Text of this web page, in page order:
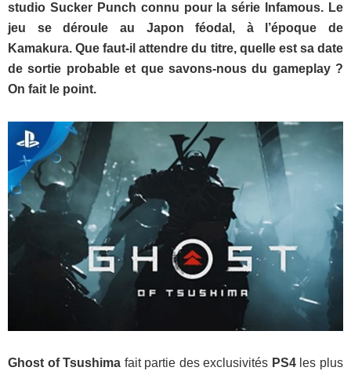
studio Sucker Punch connu pour la série Infamous. Le
jeu se déroule au Japon féodal, à l’époque de
Kamakura. Que faut-il attendre du titre, quelle est sa date
de sortie probable et que savons-nous du gameplay ?
On fait le point.
Ghost of Tsushima fait partie des exclusivités PS4les plus